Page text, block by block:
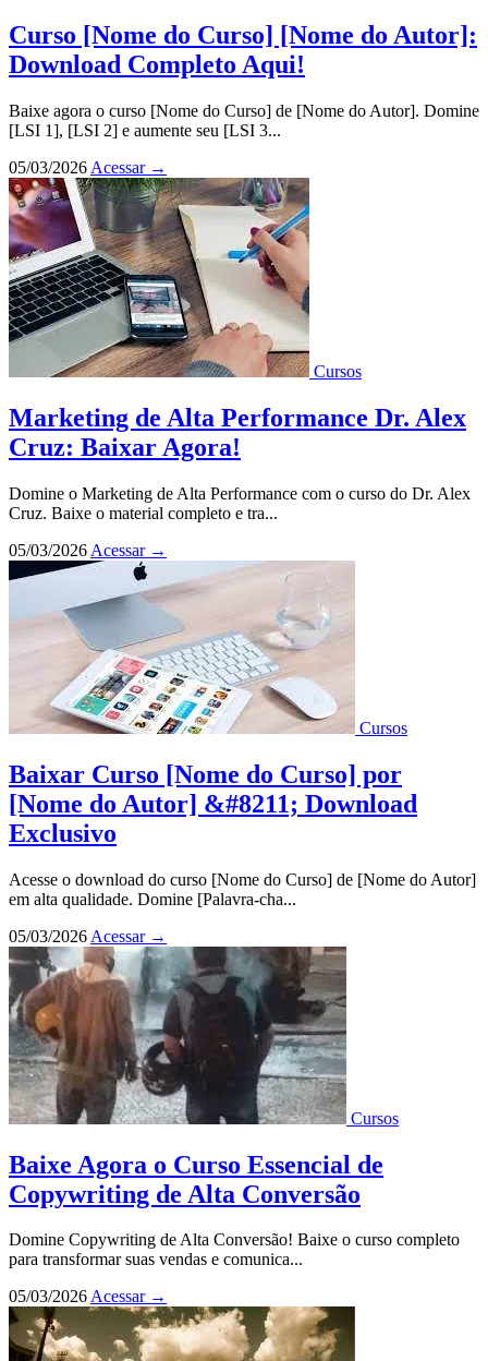
Curso [Nome do Curso] [Nome do Autor]:
Download Completo Aqui!
Baixe agora o curso [Nome do Curso] de [Nome do Autor]. Domine
[LSI 1], [LSI 2] e aumente seu [LSI 3...
05/03/2026 Acessar →
Cursos
Marketing de Alta Performance Dr. Alex
Cruz: Baixar Agora!
Domine o Marketing de Alta Performance com o curso do Dr. Alex
Cruz. Baixe o material completo e tra...
05/03/2026 Acessar →
Cursos
Baixar Curso [Nome do Curso] por
[Nome do Autor] &#8211; Download
Exclusivo
Acesse o download do curso [Nome do Curso] de [Nome do Autor]
em alta qualidade. Domine [Palavra-cha...
05/03/2026 Acessar →
Cursos
Baixe Agora o Curso Essencial de
Copywriting de Alta Conversão
Domine Copywriting de Alta Conversão! Baixe o curso completo
para transformar suas vendas e comunica...
05/03/2026Acessar →